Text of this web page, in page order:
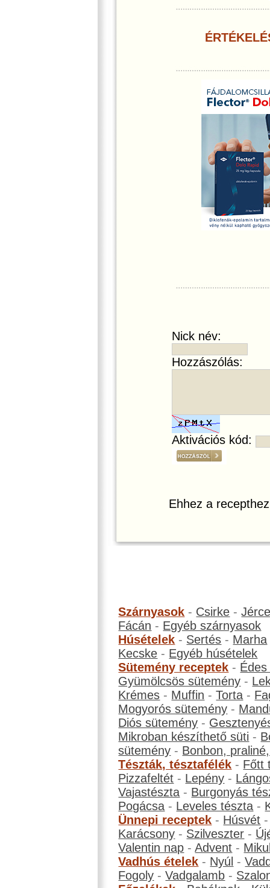
Nick név:
Hozzászólás:
Aktivációs kód:
Ehhez a
Szárnyasok - Csirke -
Fácán - Egyéb szárnyasok
Húsételek - Sertés - Marha
Kecske - Egyéb húsételek
Sütemény receptek -
Gyümölcsös sütemény -
Krémes - Muffin -Torta -
Mogyorós sütemény -
Diós sütemény -
Mikroban készíthető süti -
sütemény - Bonbon,
Tészták, tésztafélék - Főtt
Pizzafeltét - Lepény -
Vajastészta - Burgonyás
Pogácsa - Leveles tészta -
Ünnepi receptek - Húsvét
Karácsony - Szilveszter -
Valentin nap -Advent -
Vadhús ételek - Nyúl -
Fogoly -Vadgalamb -